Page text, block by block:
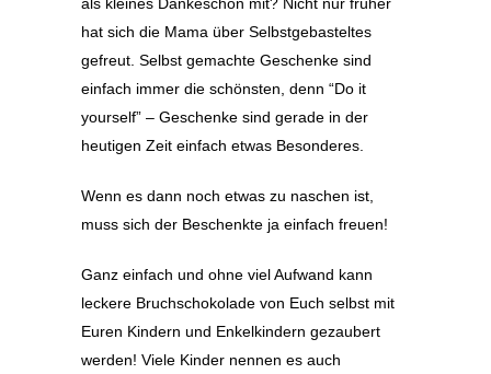
hat sich die Mama über Selbstgebasteltes
gefreut. Selbst gemachte Geschenke sind
einfach immer die schönsten, denn “Do it
yourself” – Geschenke sind gerade in der
heutigen Zeit einfach etwas Besonderes.
Wenn es dann noch etwas zu naschen ist,
muss sich der Beschenkte ja einfach freuen!
Ganz einfach und ohne viel Aufwand kann
leckere Bruchschokolade von Euch selbst mit
Euren Kindern und Enkelkindern gezaubert
werden! Viele Kinder nennen es auch